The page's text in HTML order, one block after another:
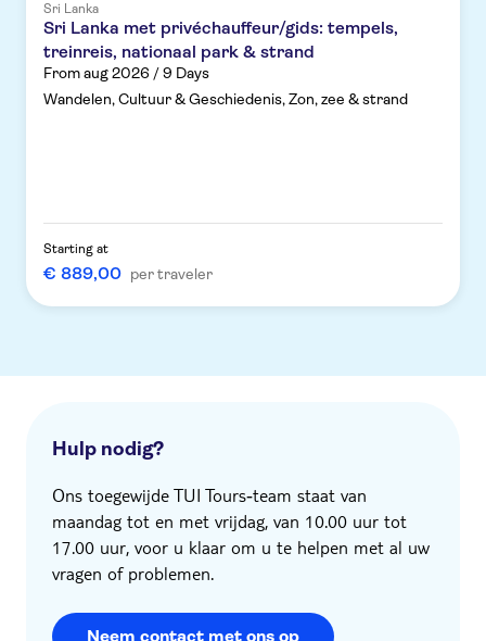
Sri Lanka
Sri Lanka met privéchauffeur/gids: tempels,
treinreis, nationaal park & strand
From aug 2026 / 9 Days
Wandelen, Cultuur & Geschiedenis, Zon, zee & strand
Starting at
€ 889,00 per traveler
Hulp nodig?
Ons toegewijde TUI Tours‑team staat van
maandag tot en met vrijdag, van 10.00 uur tot
17.00 uur, voor u klaar om u te helpen met al uw
vragen of problemen.
Neem contact met ons op